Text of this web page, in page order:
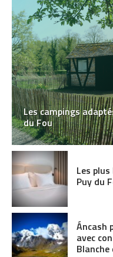
Les campings
du Fou
Les
Puy du
Áncash
avec